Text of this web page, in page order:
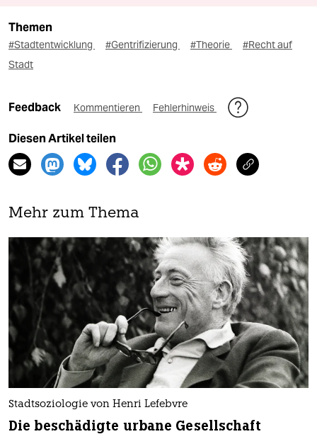
Themen
#Stadtentwicklung #Gentrifizierung #Theorie
#Recht auf
Stadt
Feedback Kommentieren Fehlerhinweis
Diesen Artikel teilen
Mehr zum Thema
Stadtsoziologie von Henri Lefebvre
Die beschädigte urbane Gesellschaft